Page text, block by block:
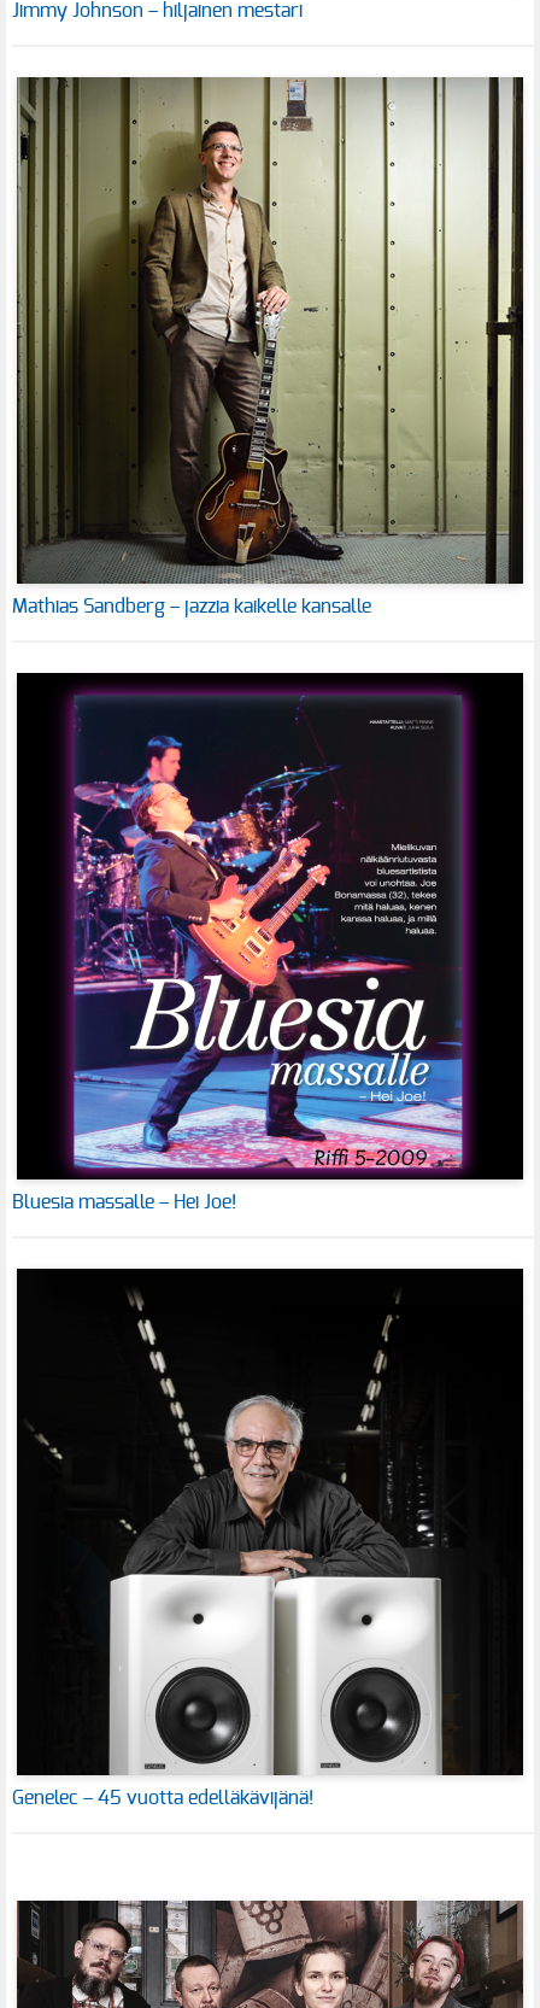
Jimmy Johnson – hiljainen mestari
Mathias Sandberg – jazzia kaikelle kansalle
Bluesia massalle – Hei Joe!
Genelec – 45 vuotta edelläkävijänä!